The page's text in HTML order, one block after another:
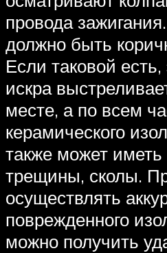
провода
должно быть
Если таковой есть,
искра
месте, а по всем
керамического
также может
трещины, сколы.
осуществлять
поврежденного
можно получить